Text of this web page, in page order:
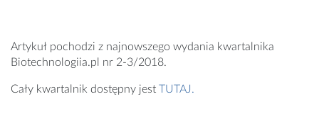
Artykuł pochodzi z najnowszego wydania kwartalnika
Biotechnologiia.pl nr 2-3/2018.
Cały kwartalnik dostępny jest TUTAJ.